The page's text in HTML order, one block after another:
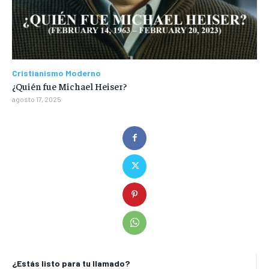
¿Estás listo para tu llamado?
Cristianismo Moderno
¿Quién fue Michael Heiser?
agosto 17, 2025